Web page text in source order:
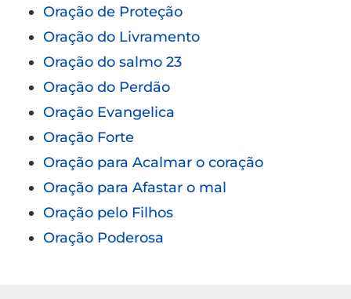
Oração de Proteção
Oração do Livramento
Oração do salmo 23
Oração do Perdão
Oração Evangelica
Oração Forte
Oração para Acalmar o coração
Oração para Afastar o mal
Oração pelo Filhos
Oração Poderosa